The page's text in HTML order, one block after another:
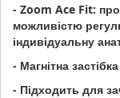
- Zoom Ace Fit:
можливістю
індивідуальну
- Магнітна
- Підходить для